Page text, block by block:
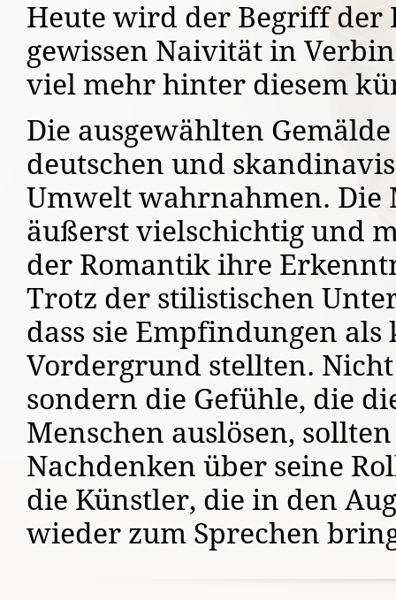
Heute wird der Begriff
gewissen Naivität in
viel mehr hinter diesem
Die ausgewählten
deutschen und
Umwelt wahrnahmen.
äußerst vielschichtig und
der Romantik ihre
Trotz der stilistischen
dass sie Empfindungen
Vordergrund stellten.
sondern die Gefühle, die
Menschen auslösen,
Nachdenken über seine
die Künstler, die in den
wieder zum Sprechen